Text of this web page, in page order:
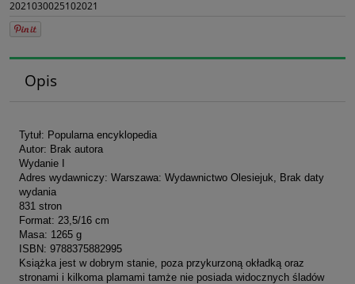
2021030025102021
Opis
Tytuł: Popularna encyklopedia
Autor: Brak autora
Wydanie I
Adres wydawniczy: Warszawa: Wydawnictwo Olesiejuk, Brak daty
wydania
831 stron
Format: 23,5/16 cm
Masa: 1265 g
ISBN: 9788375882995
Książka jest w dobrym stanie, poza przykurzoną okładką oraz
stronami i kilkoma plamami tamże nie posiada widocznych śladów